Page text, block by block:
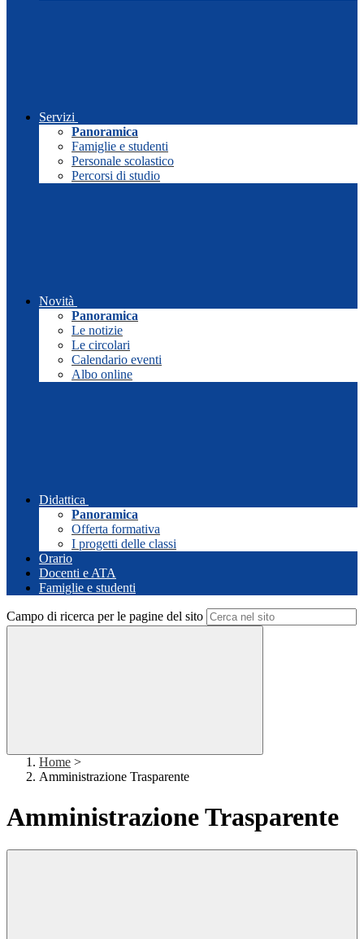
Servizi
Panoramica
Famiglie e studenti
Personale scolastico
Percorsi di studio
Novità
Panoramica
Le notizie
Le circolari
Calendario eventi
Albo online
Didattica
Panoramica
Offerta formativa
I progetti delle classi
Orario
Docenti e ATA
Famiglie e studenti
Campo di ricerca per le pagine del sito
Home >
Amministrazione Trasparente
Amministrazione Trasparente